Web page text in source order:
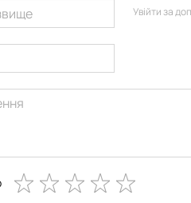
Увійти за